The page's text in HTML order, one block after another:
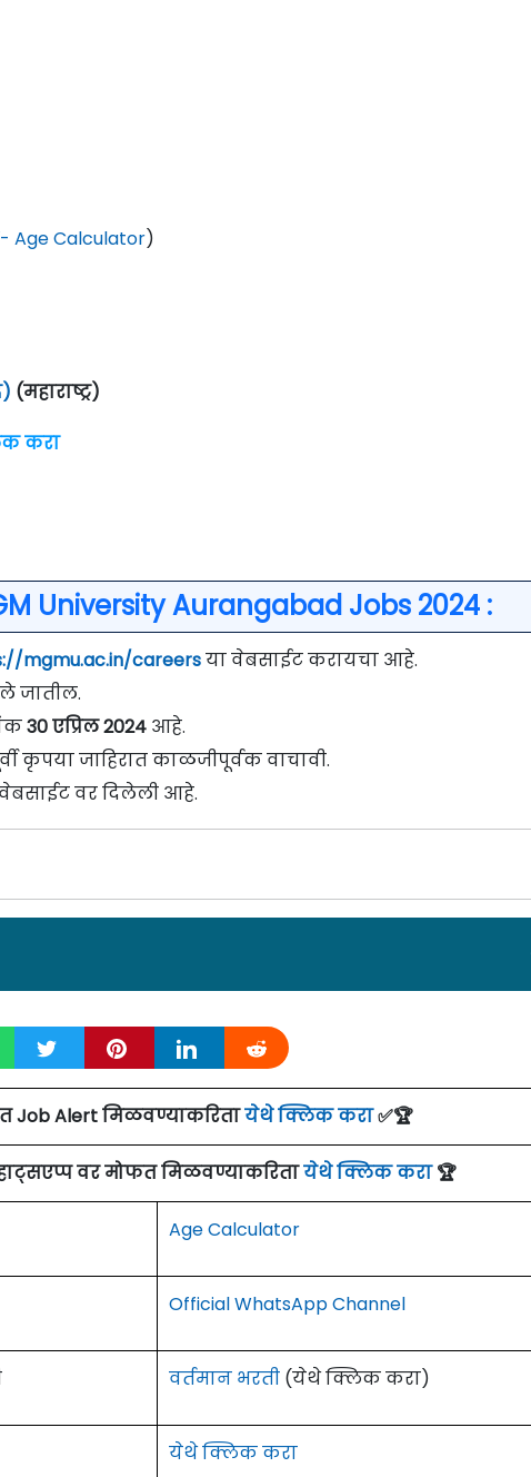
Calculator)
(महाराष्ट्र)
करा
University Aurangabad Jobs 2024 :
mgmu.ac.in/careersया वेबसाईट करायचा आहे.
जातील.
30 एप्रिल 2024 आहे.
कृपया जाहिरात काळजीपूर्वक वाचावी.
वर दिलेली आहे.
जाहिरात दिनांक: २१/०५/२२
मागवण्यात येत असून ऑनलाईन अर्ज करण्याचा अंतिम दिनांक ३०
पाहा.
प्राध्यापक/ Professor
सहयोगी प्राध्यापक/Associate Professor
Job Alert मिळवण्याकरितायेथे क्लिक करा✅🏆
वर मोफत मिळवण्याकरितायेथे क्लिक करा🏆
Age Calculator
Official WhatsApp Channel
वर्तमान भरती (येथे क्लिक करा)
येथे क्लिक करा